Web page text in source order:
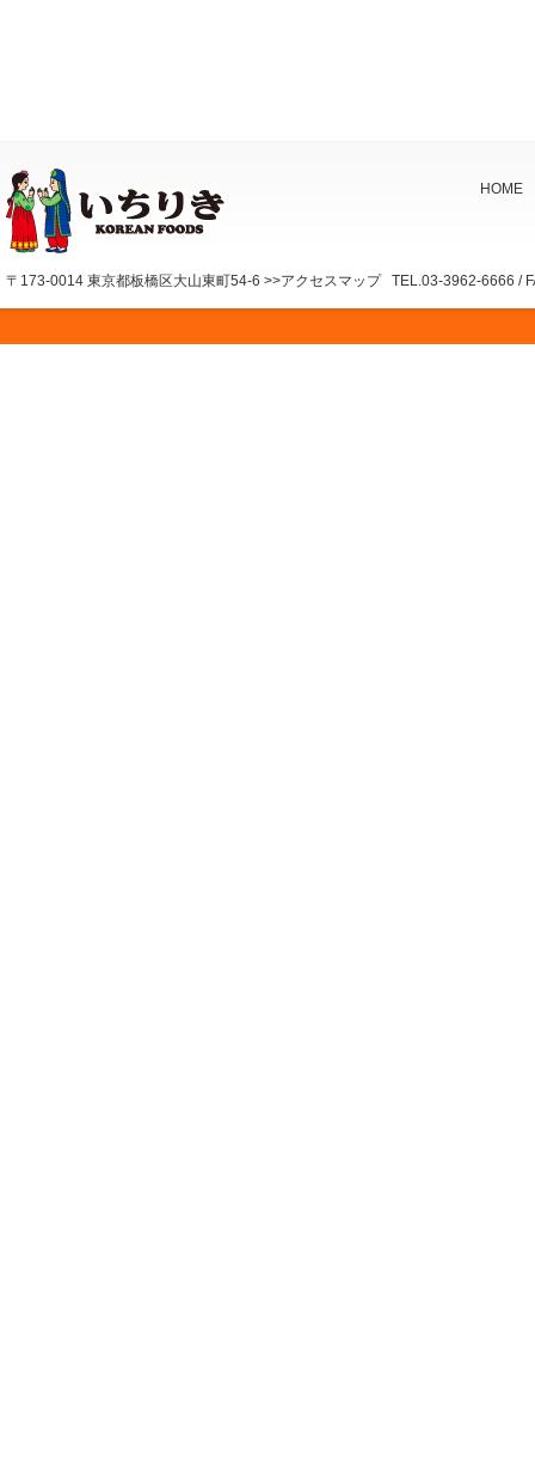
HOME
〒173-0014 東京都板橋区大山東町54-6 >>アクセスマップ TEL.03-3962-6666 /